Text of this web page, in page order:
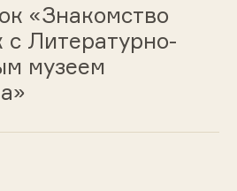
«Знакомство
Литературно-
музеем